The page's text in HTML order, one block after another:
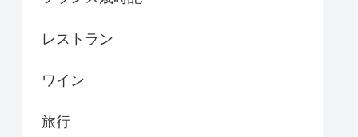
レストラン
ワイン
旅行